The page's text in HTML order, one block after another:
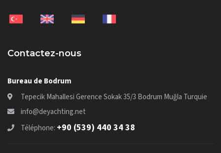
Contactez-nous
Bureau de Bodrum
Tepecik Mahallesi Gerence Sokak 35/3 Bodrum Muğla Turquie
info@deyachting.net
Téléphone: +90 (539) 440 34 38